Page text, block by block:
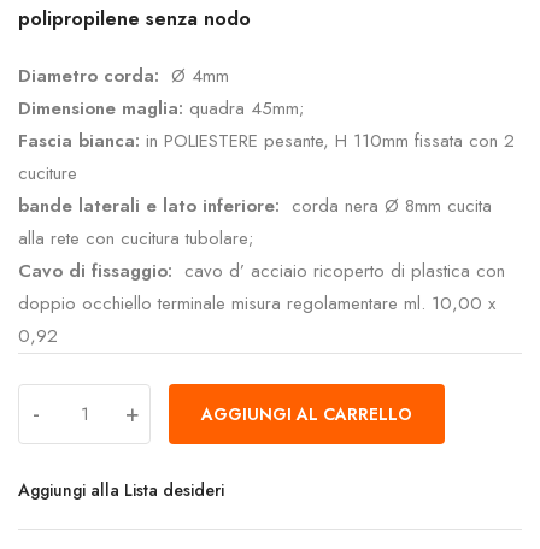
polipropilene senza nodo
Diametro corda: Ø 4mm
Dimensione maglia: quadra 45mm;
Fascia bianca: in POLIESTERE pesante, H 110mm fissata con 2
cuciture
bande laterali e lato inferiore: corda nera Ø 8mm cucita
alla rete con cucitura tubolare;
Cavo di fissaggio: cavo d’ acciaio ricoperto di plastica con
doppio occhiello terminale misura regolamentare ml. 10,00 x
0,92
- + AGGIUNGI AL CARRELLO
Aggiungi alla Lista desideri